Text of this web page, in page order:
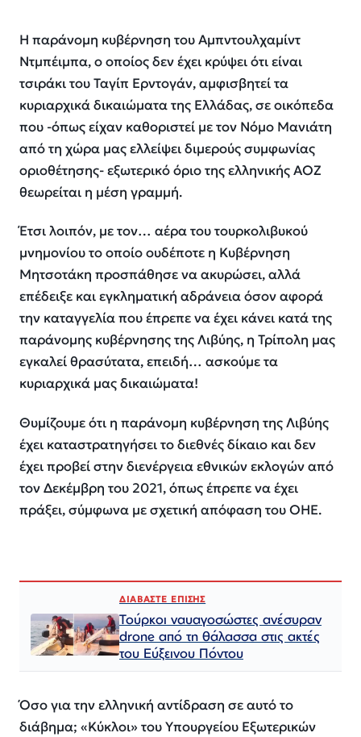
Η παράνομη κυβέρνηση του Αμπντουλχαμίντ
Ντμπέιμπα, ο οποίος δεν έχει κρύψει ότι είναι
τσιράκι του Ταγίπ Ερντογάν, αμφισβητεί τα
κυριαρχικά δικαιώματα της Ελλάδας, σε οικόπεδα
που -όπως είχαν καθοριστεί με τον Νόμο Μανιάτη
από τη χώρα μας ελλείψει διμερούς συμφωνίας
οριοθέτησης- εξωτερικό όριο της ελληνικής ΑΟΖ
θεωρείται η μέση γραμμή.
Έτσι λοιπόν, με τον… αέρα του τουρκολιβυκού
μνημονίου το οποίο ουδέποτε η Κυβέρνηση
Μητσοτάκη προσπάθησε να ακυρώσει, αλλά
επέδειξε και εγκληματική αδράνεια όσον αφορά
την καταγγελία που έπρεπε να έχει κάνει κατά της
παράνομης κυβέρνησης της Λιβύης, η Τρίπολη μας
εγκαλεί θρασύτατα, επειδή… ασκούμε τα
κυριαρχικά μας δικαιώματα!
Θυμίζουμε ότι η παράνομη κυβέρνηση της Λιβύης
έχει καταστρατηγήσει το διεθνές δίκαιο και δεν
έχει προβεί στην διενέργεια εθνικών εκλογών από
τον Δεκέμβρη του 2021, όπως έπρεπε να έχει
πράξει, σύμφωνα με σχετική απόφαση του ΟΗΕ.
ΔΙΑΒΑΣΤΕ ΕΠΙΣΗΣ
Τούρκοι ναυαγοσώστες ανέσυραν
drone από τη θάλασσα στις ακτές
του Εύξεινου Πόντου
Όσο για την ελληνική αντίδραση σε αυτό το
διάβημα; «Κύκλοι» του Υπουργείου Εξωτερικών